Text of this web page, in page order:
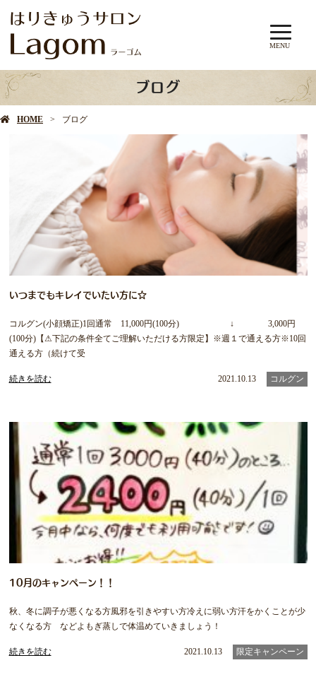
MENU
ブログ
HOME ブログ
いつまでもキレイでいたい方に☆
コルグン(小顔矯正)1回通常 11,000円(100分) ↓ 3,000円
(100分)【⚠下記の条件全てご理解いただける方限定】※週１で通える方※10回
通える方（続けて受
続きを読む 2021.10.13 コルグン
10月のキャンペーン！！
秋、冬に調子が悪くなる方風邪を引きやすい方冷えに弱い方汗をかくことが少
なくなる方 などよもぎ蒸しで体温めていきましょう！
続きを読む 2021.10.13 限定キャンペーン